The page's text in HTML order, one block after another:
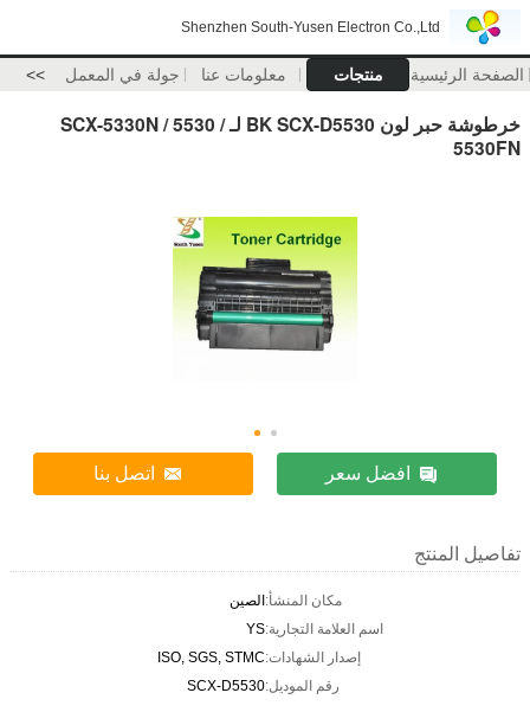
Shenzhen South-Yusen Electron Co.,Ltd
الصفحة الرئيسية منتجات معلومات عنا جولة في المعمل >>
خرطوشة حبر لون BK SCX-D5530 لـ SCX-5330N / 5530 /
5530FN
افضل سعر اتصل بنا
تفاصيل المنتج
مكان المنشأ:الصين
اسم العلامة التجارية:YS
إصدار الشهادات:ISO, SGS, STMC
رقم الموديل:SCX-D5530